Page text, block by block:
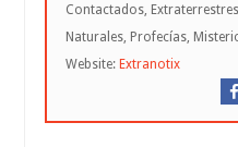
Contactados,
Naturales, Profecías,
Website: Extranotix